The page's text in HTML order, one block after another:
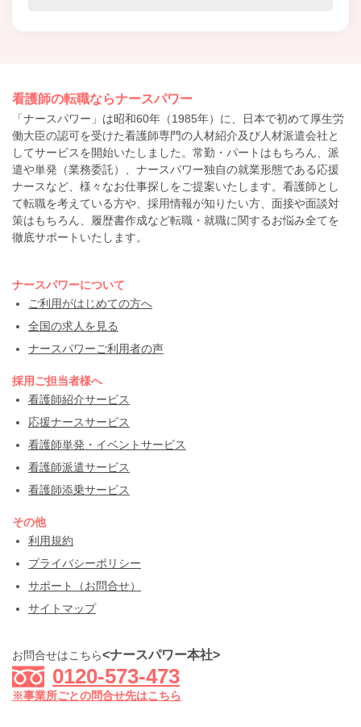
看護師の転職ならナースパワー
「ナースパワー」は昭和60年（1985年）に、日本で初めて厚生労
働大臣の認可を受けた看護師専門の人材紹介及び人材派遣会社と
してサービスを開始いたしました。常勤・パートはもちろん、派
遣や単発（業務委託）、ナースパワー独自の就業形態である応援
ナースなど、様々なお仕事探しをご提案いたします。看護師とし
て転職を考えている方や、採用情報が知りたい方、面接や面談対
策はもちろん、履歴書作成など転職・就職に関するお悩み全てを
徹底サポートいたします。
ナースパワーについて
ご利用がはじめての方へ
全国の求人を見る
ナースパワーご利用者の声
採用ご担当者様へ
看護師紹介サービス
応援ナースサービス
看護師単発・イベントサービス
看護師派遣サービス
看護師添乗サービス
その他
利用規約
プライバシーポリシー
サポート（お問合せ）
サイトマップ
お問合せはこちら<ナースパワー本社>
0120-573-473
※事業所ごとの問合せ先はこちら